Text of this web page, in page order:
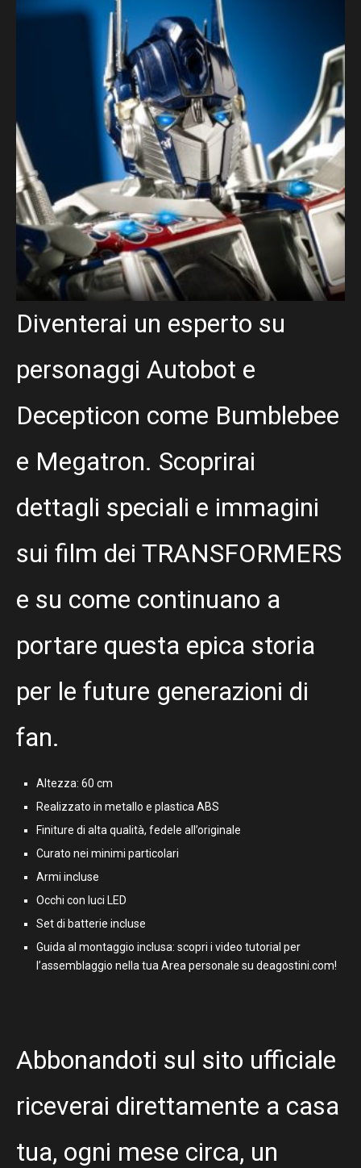
Diventerai un esperto su
personaggi Autobot e
Decepticon come Bumblebee
e Megatron. Scoprirai
dettagli speciali e immagini
sui film dei TRANSFORMERS
e su come continuano a
portare questa epica storia
per le future generazioni di
fan.
Altezza: 60 cm
Realizzato in metallo e plastica ABS
Finiture di alta qualità, fedele all’originale
Curato nei minimi particolari
Armi incluse
Occhi con luci LED
Set di batterie incluse
Guida al montaggio inclusa: scopri i video tutorial per
l’assemblaggio nella tua Area personale su deagostini.com!
Abbonandoti sul sito ufficiale
riceverai direttamente a casa
tua, ogni mese circa, un